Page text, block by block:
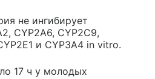
не ингибирует
CYP2A6, CYP2C9,
и CYP3A4 in vitro.
17 ч у молодых